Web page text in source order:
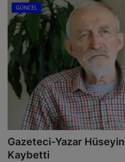
GÜNCEL
Gazeteci-Yazar Hüseyin
Kaybetti